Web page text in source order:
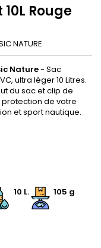
Rouge
NATURE
Nature- Sac
ultra léger 10 Litres.
du sac et clip de
protection de votre
et sport nautique.
10 L. 105 g